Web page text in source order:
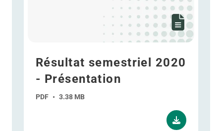
Résultat semestriel 2020
- Présentation
PDF • 3.38 MB